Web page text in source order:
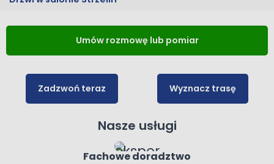
Umów rozmowę lub pomiar
Zadzwoń teraz Wyznacz trasę
Nasze usługi
Fachowe doradztwo